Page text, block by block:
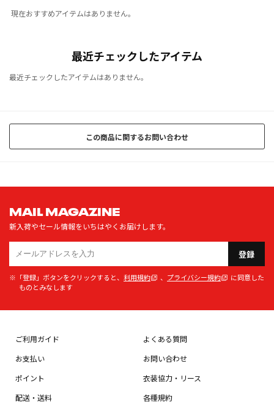
現在おすすめアイテムはありません。
最近チェックしたアイテム
最近チェックしたアイテムはありません。
この商品に関するお問い合わせ
MAIL MAGAZINE
新入荷やセール情報をいちはやくお届けします。
登録
※「登録」ボタンをクリックすると、 利用規約 、 プライバシー規約
に同意した
ものとみなします
ご利用ガイド
お支払い
ポイント
配送・送料
よくある質問
お問い合わせ
衣装協力・リース
各種規約